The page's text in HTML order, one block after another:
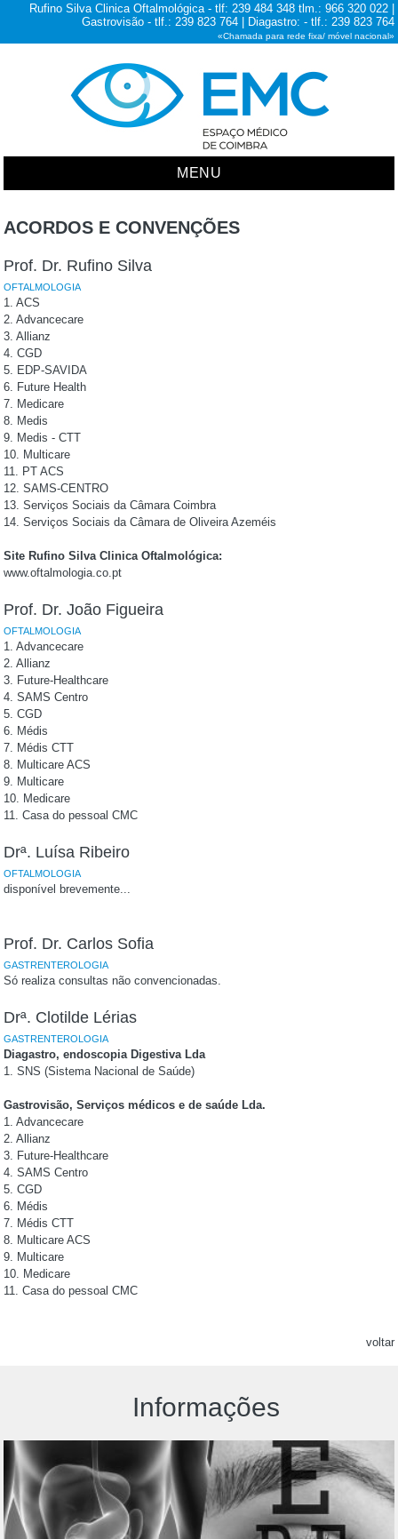
Rufino Silva Clinica Oftalmológica - tlf: 239 484 348 tlm.: 966 320 022 |
Gastrovisão - tlf.: 239 823 764 | Diagastro: - tlf.: 239 823 764
«Chamada para rede fixa/ móvel nacional»
MENU
ACORDOS E CONVENÇÕES
Prof. Dr. Rufino Silva
OFTALMOLOGIA
1. ACS
2. Advancecare
3. Allianz
4. CGD
5. EDP-SAVIDA
6. Future Health
7. Medicare
8. Medis
9. Medis - CTT
10. Multicare
11. PT ACS
12. SAMS-CENTRO
13. Serviços Sociais da Câmara Coimbra
14. Serviços Sociais da Câmara de Oliveira Azeméis
Site Rufino Silva Clinica Oftalmológica:
www.oftalmologia.co.pt
Prof. Dr. João Figueira
OFTALMOLOGIA
1. Advancecare
2. Allianz
3. Future-Healthcare
4. SAMS Centro
5. CGD
6. Médis
7. Médis CTT
8. Multicare ACS
9. Multicare
10. Medicare
11. Casa do pessoal CMC
Drª. Luísa Ribeiro
OFTALMOLOGIA
disponível brevemente...
Prof. Dr. Carlos Sofia
GASTRENTEROLOGIA
Só realiza consultas não convencionadas.
Drª. Clotilde Lérias
GASTRENTEROLOGIA
Diagastro, endoscopia Digestiva Lda
1. SNS (Sistema Nacional de Saúde)
Gastrovisão, Serviços médicos e de saúde Lda.
1. Advancecare
2. Allianz
3. Future-Healthcare
4. SAMS Centro
5. CGD
6. Médis
7. Médis CTT
8. Multicare ACS
9. Multicare
10. Medicare
11. Casa do pessoal CMC
voltar
Informações